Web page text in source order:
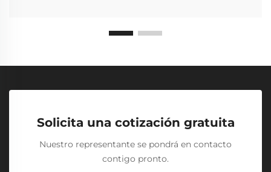
Solicita una cotización gratuita
Nuestro representante se pondrá en contacto
contigo pronto.